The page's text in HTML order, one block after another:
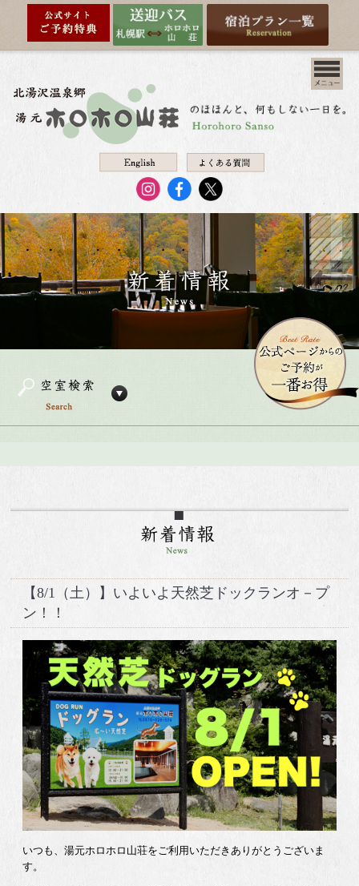
【8/1（土）】いよいよ天然芝ドックランオ－プ
ン！！
いつも、湯元ホロホロ山荘をご利用いただきありがとうございま
す。